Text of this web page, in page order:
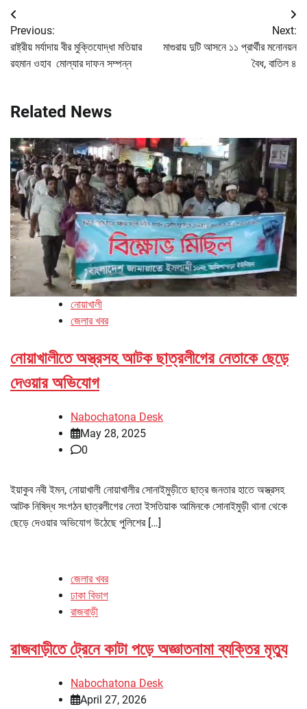
Post
navigation
Previous:
রাষ্ট্রীয় মর্যাদায় বীর মুক্তিযোদ্ধা মতিয়ার
রহমান ওহাব মোল্যার দাফন সম্পন্ন
Next:
মাগুরায় দুটি আসনে ১১ প্রার্থীর মনোনয়ন
বৈধ, বাতিল ৪
Related News
নোয়াখালী
জেলার খবর
নোয়াখালীতে অস্ত্রসহ আটক ছাত্রলীগের নেতাকে ছেড়ে
দেওয়ার অভিযোগ
Nabochatona Desk
May 28, 2025
0
ইয়াকুব নবী ইমন, নোয়াখালী নোয়াখালীর সোনাইমুড়ীতে ছাত্র জনতার হাতে অস্ত্রসহ
আটক নিষিদ্ধ সংগঠন ছাত্রলীগের নেতা ইসতিয়াক আমিনকে সোনাইমুড়ী থানা থেকে
ছেড়ে দেওয়ার অভিযোগ উঠেছে পুলিশের […]
জেলার খবর
ঢাকা বিভাগ
রাজবাড়ী
রাজবাড়ীতে ট্রেনে কাটা পড়ে অজ্ঞাতনামা ব্যক্তির মৃত্যু
Nabochatona Desk
April 27, 2026